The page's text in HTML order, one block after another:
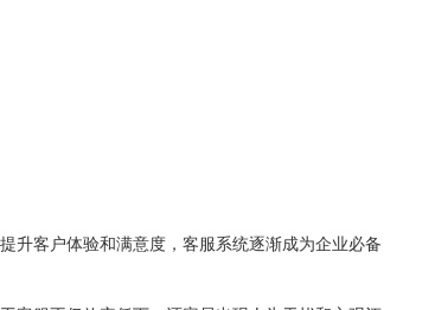
客户体验和满意度，客服系统逐渐成为企业必备